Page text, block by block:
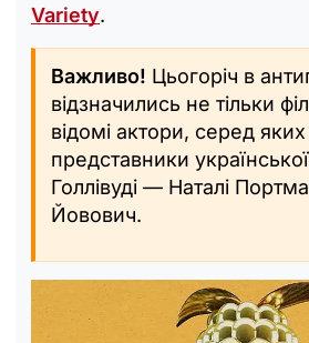
Variety.
Важливо! Цьогоріч в
відзначились не тільки
відомі актори, серед яких
представники
Голлівуді — Наталі
Йовович.